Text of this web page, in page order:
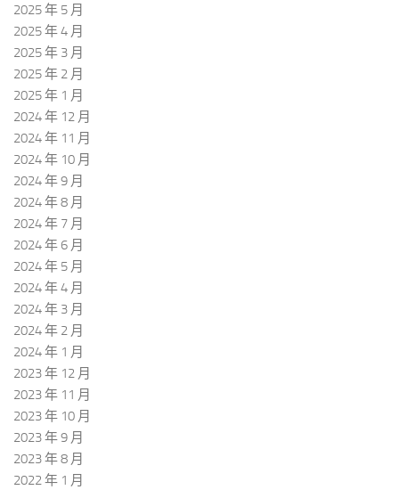
2025 年 5 月
2025 年 4 月
2025 年 3 月
2025 年 2 月
2025 年 1 月
2024 年 12 月
2024 年 11 月
2024 年 10 月
2024 年 9 月
2024 年 8 月
2024 年 7 月
2024 年 6 月
2024 年 5 月
2024 年 4 月
2024 年 3 月
2024 年 2 月
2024 年 1 月
2023 年 12 月
2023 年 11 月
2023 年 10 月
2023 年 9 月
2023 年 8 月
2022 年 1 月